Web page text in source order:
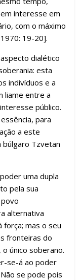
interesse em
com o máximo
19-20].
dialético
esta
indivíduos e a
liame entre a
público.
para
a este
Tzvetan
uma dupla
pela sua
alternativa
mas o seu
fronteiras do
único soberano.
se-á ao poder
se pode pois